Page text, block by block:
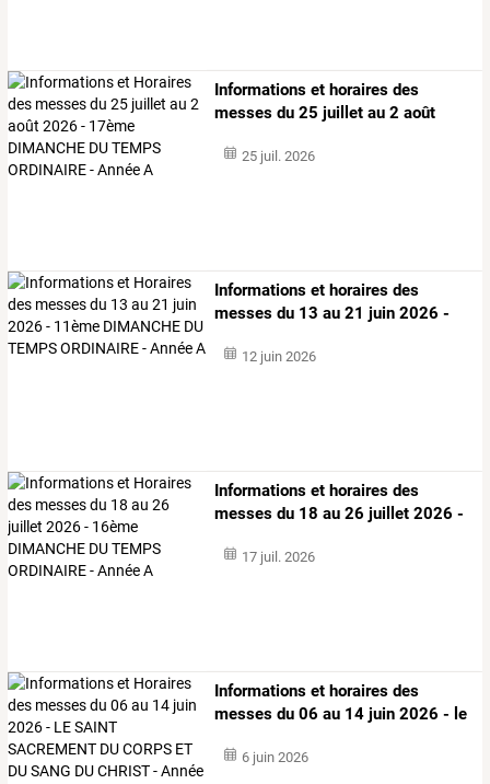
Informations et horaires des
messes du 25 juillet au 2 août
25 juil. 2026
Informations et horaires des
messes du 13 au 21 juin 2026 -
12 juin 2026
Informations et horaires des
messes du 18 au 26 juillet 2026 -
17 juil. 2026
Informations et horaires des
messes du 06 au 14 juin 2026 - le
6 juin 2026